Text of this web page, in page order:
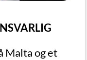
Malta og et